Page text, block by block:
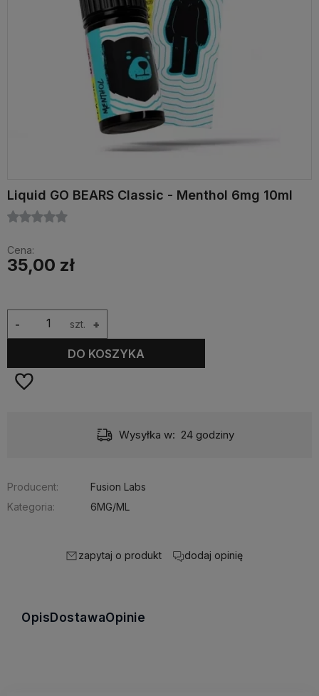
Liquid GO BEARS Classic - Menthol 6mg 10ml
Cena:
35,00 zł
szt. +
-
DO KOSZYKA
Wysyłka w: 24 godziny
Producent:
Fusion Labs
Kategoria:
6MG/ML
zapytaj o produkt dodaj opinię
Opis DostawaOpinie